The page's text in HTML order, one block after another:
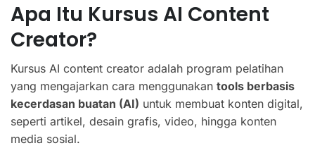
Apa Itu Kursus AI Content
Creator?
Kursus AI content creator adalah program pelatihan
yang mengajarkan cara menggunakan tools berbasis
kecerdasan buatan (AI) untuk membuat konten digital,
seperti artikel, desain grafis, video, hingga konten
media sosial.